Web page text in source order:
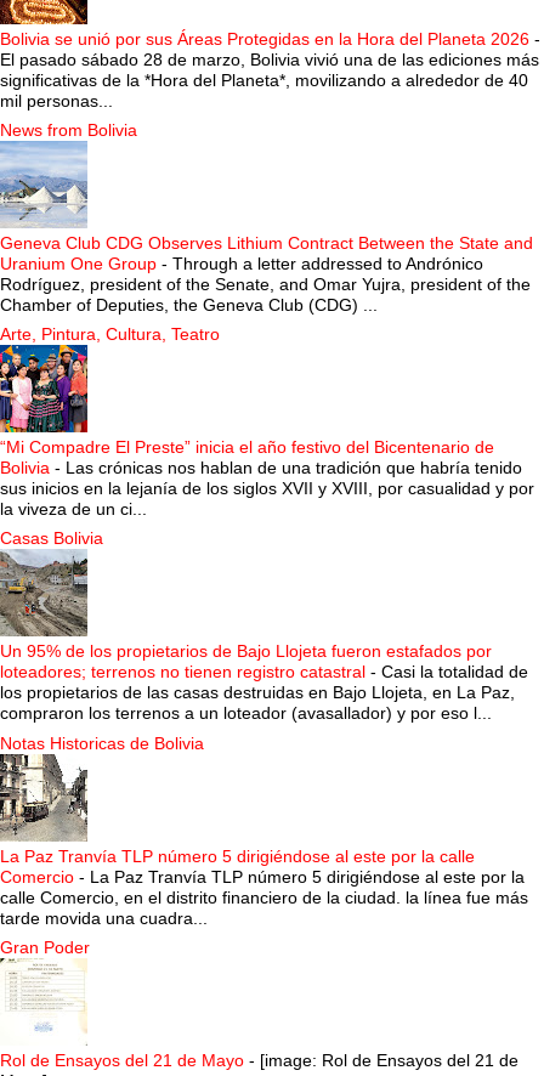
Bolivia se unió por sus Áreas Protegidas en la Hora del Planeta 2026 -
El pasado sábado 28 de marzo, Bolivia vivió una de las ediciones más
significativas de la *Hora del Planeta*, movilizando a alrededor de 40
mil personas...
News from Bolivia
Geneva Club CDG Observes Lithium Contract Between the State and
Uranium One Group - Through a letter addressed to Andrónico
Rodríguez, president of the Senate, and Omar Yujra, president of the
Chamber of Deputies, the Geneva Club (CDG) ...
Arte, Pintura, Cultura, Teatro
“Mi Compadre El Preste” inicia el año festivo del Bicentenario de
Bolivia - Las crónicas nos hablan de una tradición que habría tenido
sus inicios en la lejanía de los siglos XVII y XVIII, por casualidad y por
la viveza de un ci...
Casas Bolivia
Un 95% de los propietarios de Bajo Llojeta fueron estafados por
loteadores; terrenos no tienen registro catastral - Casi la totalidad de
los propietarios de las casas destruidas en Bajo Llojeta, en La Paz,
compraron los terrenos a un loteador (avasallador) y por eso l...
Notas Historicas de Bolivia
La Paz Tranvía TLP número 5 dirigiéndose al este por la calle
Comercio - La Paz Tranvía TLP número 5 dirigiéndose al este por la
calle Comercio, en el distrito financiero de la ciudad. la línea fue más
tarde movida una cuadra...
Gran Poder
Rol de Ensayos del 21 de Mayo - [image: Rol de Ensayos del 21 de